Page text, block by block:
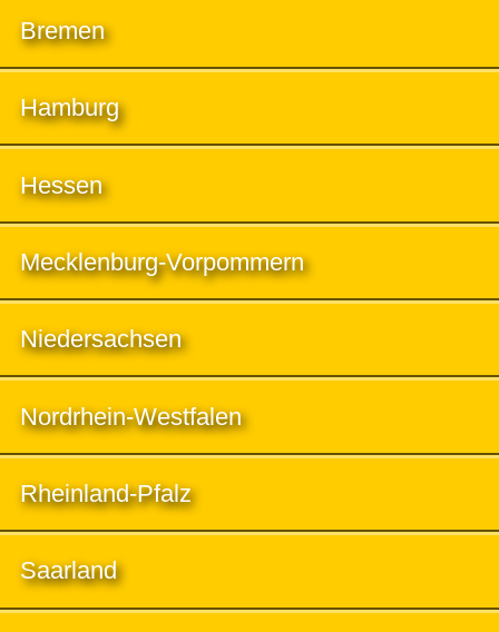
Bremen
Hamburg
Hessen
Mecklenburg-Vorpommern
Niedersachsen
Nordrhein-Westfalen
Rheinland-Pfalz
Saarland